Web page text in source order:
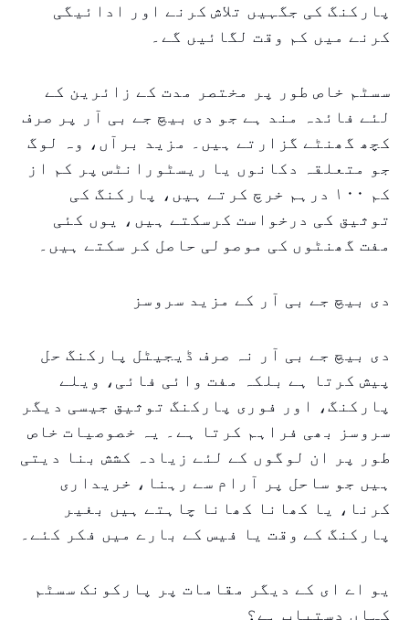
پارکنگ کی جگہیں تلاش کرنے اور ادائیگی
کرنے میں کم وقت لگائیں گے۔
سسٹم خاص طور پر مختصر مدت کے زائرین کے
لئے فائدہ مند ہے جو دی بیچ جے بی آر پر صرف
کچھ گھنٹے گزارتے ہیں۔ مزید برآں، وہ لوگ
جو متعلقہ دکانوں یا ریسٹورانٹس پر کم از
کم ۱۰۰ درہم خرچ کرتے ہیں، پارکنگ کی
توثیق کی درخواست کرسکتے ہیں، یوں کئی
مفت گھنٹوں کی موصولی حاصل کر سکتے ہیں۔
دی بیچ جے بی آر کے مزید سروسز
دی بیچ جے بی آر نہ صرف ڈیجیٹل پارکنگ حل
پیش کرتا ہے بلکہ مفت وائی فائی، ویلے
پارکنگ، اور فوری پارکنگ توثیق جیسی دیگر
سروسز بھی فراہم کرتا ہے۔ یہ خصوصیات خاص
طور پر ان لوگوں کے لئے زیادہ کشش بنا دیتی
ہیں جو ساحل پر آرام سے رہنا، خریداری
کرنا، یا کھانا کھانا چاہتے ہیں بغیر
پارکنگ کے وقت یا فیس کے بارے میں فکر کئے۔
یو اے ای کے دیگر مقامات پر پارکونک سسٹم
کہاں دستیاب ہے؟